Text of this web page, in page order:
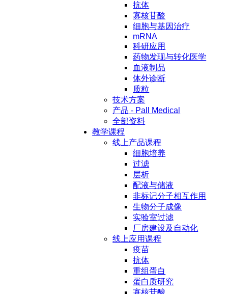
抗体
寡核苷酸
细胞与基因治疗
mRNA
科研应用
药物发现与转化医学
血液制品
体外诊断
质粒
技术方案
产品 - Pall Medical
全部资料
教学课程
线上产品课程
细胞培养
过滤
层析
配液与储液
非标记分子相互作用
生物分子成像
实验室过滤
厂房建设及自动化
线上应用课程
疫苗
抗体
重组蛋白
蛋白质研究
寡核苷酸